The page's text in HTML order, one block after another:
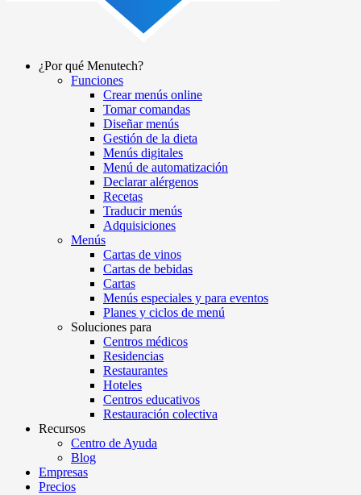
navigation
¿Por qué Menutech?
Funciones
Crear menús online
Tomar comandas
Diseñar menús
Gestión de la dieta
Menús digitales
Menú de automatización
Declarar alérgenos
Recetas
Traducir menús
Adquisiciones
Menús
Cartas de vinos
Cartas de bebidas
Cartas
Menús especiales y para eventos
Planes y ciclos de menú
Soluciones para
Centros médicos
Residencias
Restaurantes
Hoteles
Centros educativos
Restauración colectiva
Recursos
Centro de Ayuda
Blog
Empresas
Precios